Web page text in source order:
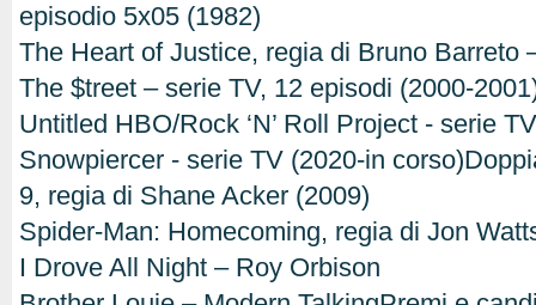
episodio 5x05 (1982)
The Heart of Justice, regia di Bruno Barreto
The $treet – serie TV, 12 episodi (2000-
Untitled HBO/Rock ‘N’ Roll Project - serie
Snowpiercer - serie TV (2020-in
9, regia di Shane Acker (2009)
Spider-Man: Homecoming, regia di Jon
I Drove All Night – Roy Orbison